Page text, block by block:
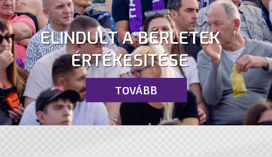
ELINDULT A BÉRLETEK
ÉRTÉKESÍTÉSE
TOVÁBB